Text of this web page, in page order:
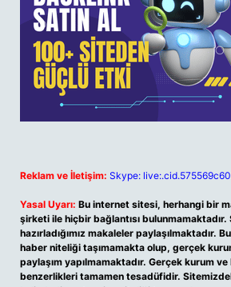
Reklam ve İletişim: Skype:
Yasal Uyarı: Bu internet sitesi, herhangi bir
şirketi ile hiçbir bağlantısı bulunmamaktadır.
hazırladığımız makaleler paylaşılmaktadır.
haber niteliği taşımamakta olup, gerçek
paylaşım yapılmamaktadır. Gerçek kurum
benzerlikleri tamamen tesadüfidir.